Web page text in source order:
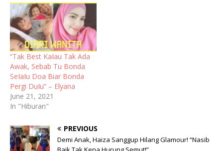
“Tak Best KaIau Tak Ada
Awak, Sebab Tu Bonda
SeIaIu Doa Biar Bonda
Pergi DuIu” – Elyana
June 21, 2021
In "Hiburan"
PREVIOUS
Demi Anak, Haiza Sanggup Hilang Glamour! “Nasib